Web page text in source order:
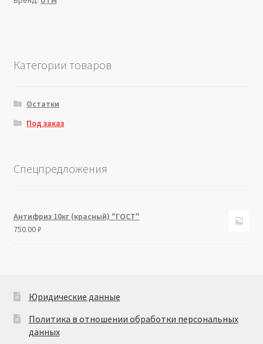
Категории товаров
Остатки
Под заказ
Спецпредложения
Антифриз 10кг (красный) "ГОСТ"
750.00₽
Юридические данные
Политика в отношении обработки персональных
данных